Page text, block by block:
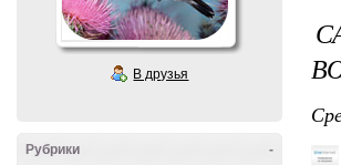
В друзья
-
Рубрики